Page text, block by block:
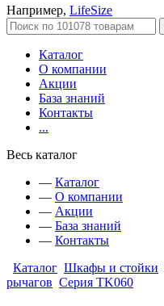
Например, LifeSize
Каталог
О компании
Акции
База знаний
Контакты
...
Весь каталог
— Каталог
— О компании
— Акции
— База знаний
— Контакты
Каталог Шкафы и стойки
рычагов Серия TK060